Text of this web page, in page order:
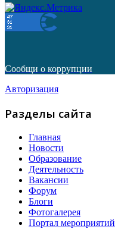
Сообщи о коррупции
Авторизация
Разделы сайта
Главная
Новости
Образование
Деятельность
Вакансии
Форум
Блоги
Фотогалерея
Портал мероприятий